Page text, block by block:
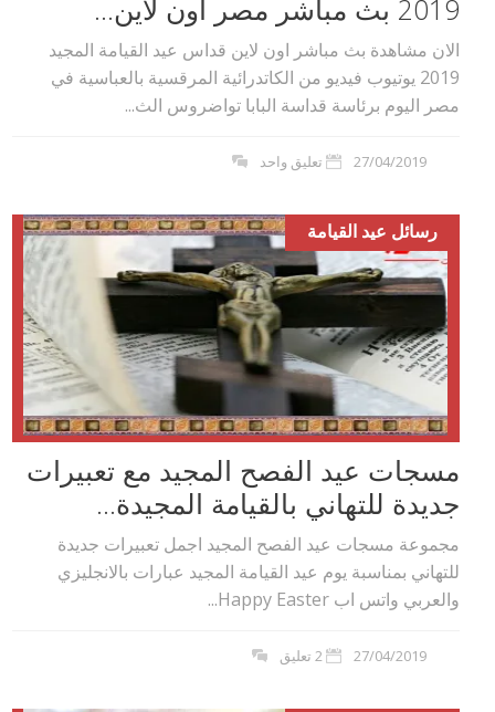
2019 بث مباشر مصر اون لاين...
الان مشاهدة بث مباشر اون لاين قداس عيد القيامة المجيد
2019 يوتيوب فيديو من الكاتدرائية المرقسية بالعباسية في
مصر اليوم برئاسة قداسة البابا تواضروس الث...
27/04/2019 تعليق واحد
رسائل عيد القيامة
مسجات عيد الفصح المجيد مع تعبيرات
جديدة للتهاني بالقيامة المجيدة...
مجموعة مسجات عيد الفصح المجيد اجمل تعبيرات جديدة
للتهاني بمناسبة يوم عيد القيامة المجيد عبارات بالانجليزي
والعربي واتس اب Happy Easter...
27/04/2019 2 تعليق